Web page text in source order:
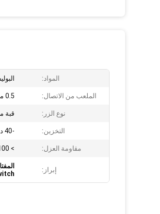
المواد:
الملعب من الاتصال: 0.5 مم، 1.0 مم، 1.25 مم، أو 2.54 مم
نوع الزر: قبة
التخزين: -40 درجة مئوية ~ + 85 درجة مئوية
مقاومة العزل: > 100 متر أوم
إبراز: